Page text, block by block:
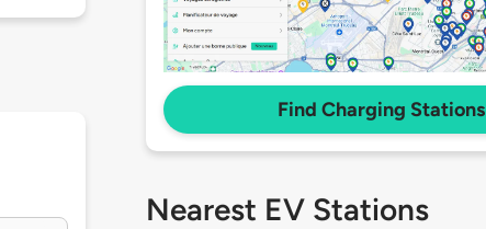
Find Charging Stations
Nearest EV Stations